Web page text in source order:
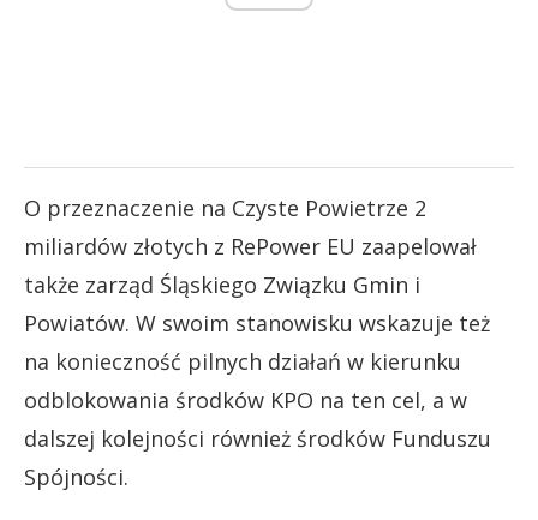
O przeznaczenie na Czyste Powietrze 2
miliardów złotych z RePower EU zaapelował
także zarząd Śląskiego Związku Gmin i
Powiatów. W swoim stanowisku wskazuje też
na konieczność pilnych działań w kierunku
odblokowania środków KPO na ten cel, a w
dalszej kolejności również środków Funduszu
Spójności.